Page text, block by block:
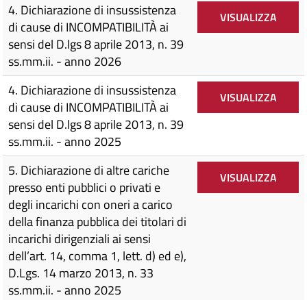
4. Dichiarazione di insussistenza
di cause di INCOMPATIBILITÀ ai
sensi del D.lgs 8 aprile 2013, n. 39
ss.mm.ii. - anno 2026
VISUALIZZA
4. Dichiarazione di insussistenza
di cause di INCOMPATIBILITÀ ai
sensi del D.lgs 8 aprile 2013, n. 39
ss.mm.ii. - anno 2025
VISUALIZZA
5. Dichiarazione di altre cariche
presso enti pubblici o privati e
degli incarichi con oneri a carico
della finanza pubblica dei titolari di
incarichi dirigenziali ai sensi
dell’art. 14, comma 1, lett. d) ed e),
D.Lgs. 14 marzo 2013, n. 33
ss.mm.ii. - anno 2025
VISUALIZZA